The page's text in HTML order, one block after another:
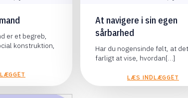
er et begreb,
konstruktion,
At navigere i sin egen
sårbarhed
Har du nogensinde følt, at
farligt at vise, hvordan[…]
LÆS INDLÆGGET